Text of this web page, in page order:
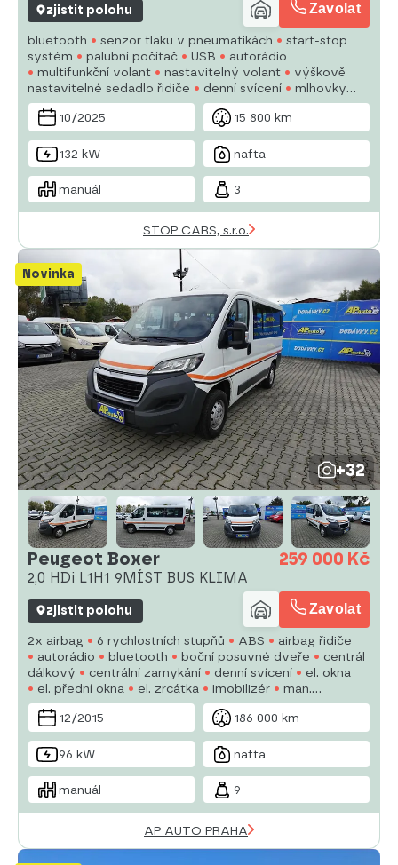
zjistit polohu Zavolat
bluetooth senzor tlaku v pneumatikách
start-stop
systém
palubní počítač USB
autorádio
multifunkční volant
nastavitelný volant
výškově
nastavitelné sedadlo řidiče
denní svícení
mlhovky
el. zrcátka
senzor stěračů senzor světel
el. přední
okna 10/2025 15 800 km
132 kW nafta
manuál 3
STOP CARS, s.r.o.
Novinka
+32
Peugeot Boxer
2,0 HDi L1H1 9MÍST BUS KLIMA
259 000 Kč
zjistit polohu Zavolat
2x airbag 6 rychlostních stupňů ABS
airbag řidiče
autorádio
bluetooth boční posuvné dveře
centrál
dálkový
centrální zamykání denní svícení
el. okna
el. přední okna
el. zrcátka imobilizér
man.
klimatizace
12/2015
186 000 km
96 kW nafta
manuál 9
AP AUTO PRAHA